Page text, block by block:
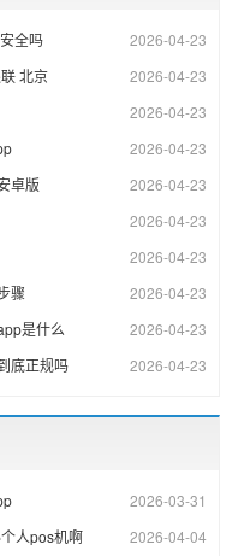
2026-04-23
全吗
2026-04-23
北京
2026-04-23
2026-04-23
2026-04-23
卓版
2026-04-23
2026-04-23
2026-04-23
骤
2026-04-23
是什么
2026-04-23
底正规吗
2026-03-31
2026-04-04
人pos机啊